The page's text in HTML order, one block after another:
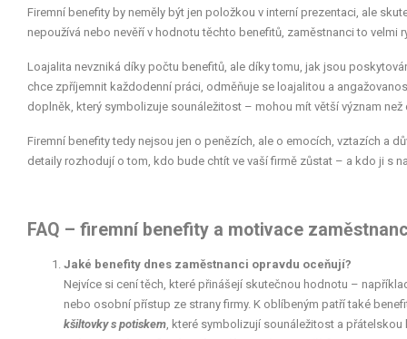
Firemní benefity by neměly být jen položkou v interní prezentaci, ale
nepoužívá nebo nevěří v hodnotu těchto benefitů, zaměstnanci to velmi
Loajalita nevzniká díky počtu benefitů, ale díky tomu, jak jsou
chce zpříjemnit každodenní práci, odměňuje se loajalitou a
doplněk, který symbolizuje sounáležitost – mohou mít větší význam než
Firemní benefity tedy nejsou jen o penězích, ale o emocích, vztazích a
detaily rozhodují o tom, kdo bude chtít ve vaší firmě zůstat – a kdo ji s
FAQ – firemní benefity a motivace
Jaké benefity dnes zaměstnanci opravdu oceňují?
Nejvíce si cení těch, které přinášejí skutečnou hodnotu –
nebo osobní přístup ze strany firmy. K oblíbeným patří také
kšiltovky s potiskem, které symbolizují sounáležitost a přátelskou